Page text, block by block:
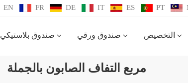
EN FR DE IT ES PT
صندوق بلاستيكي صندوق ورقي التخصيص
مربع التفاف الصابون بالجملة